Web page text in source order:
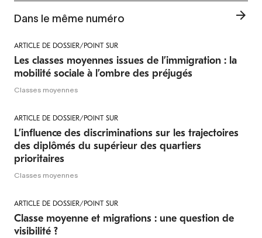
Dans le même numéro
ARTICLE DE DOSSIER/POINT SUR
Les classes moyennes issues de l’immigration : la
mobilité sociale à l’ombre des préjugés
Classes moyennes
ARTICLE DE DOSSIER/POINT SUR
L’influence des discriminations sur les trajectoires
des diplômés du supérieur des quartiers
prioritaires
Classes moyennes
ARTICLE DE DOSSIER/POINT SUR
Classe moyenne et migrations : une question de
visibilité ?